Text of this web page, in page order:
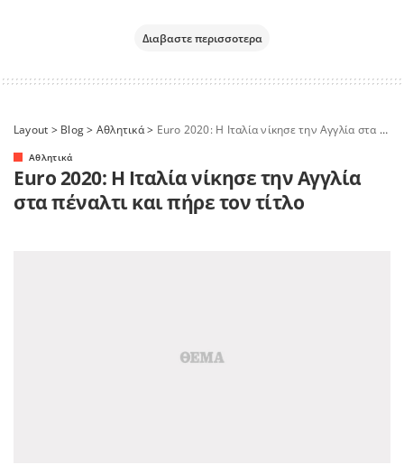
Διαβαστε περισσοτερα
Layout > Blog> Αθλητικά> Euro 2020: Η Ιταλία νίκησε την Αγγλία στα πέναλτι και πήρε τον τίτλο
Αθλητικά
Euro 2020: Η Ιταλία νίκησε την Αγγλία
στα πέναλτι και πήρε τον τίτλο